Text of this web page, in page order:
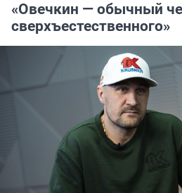
«Овечкин — обычный
сверхъестественного»